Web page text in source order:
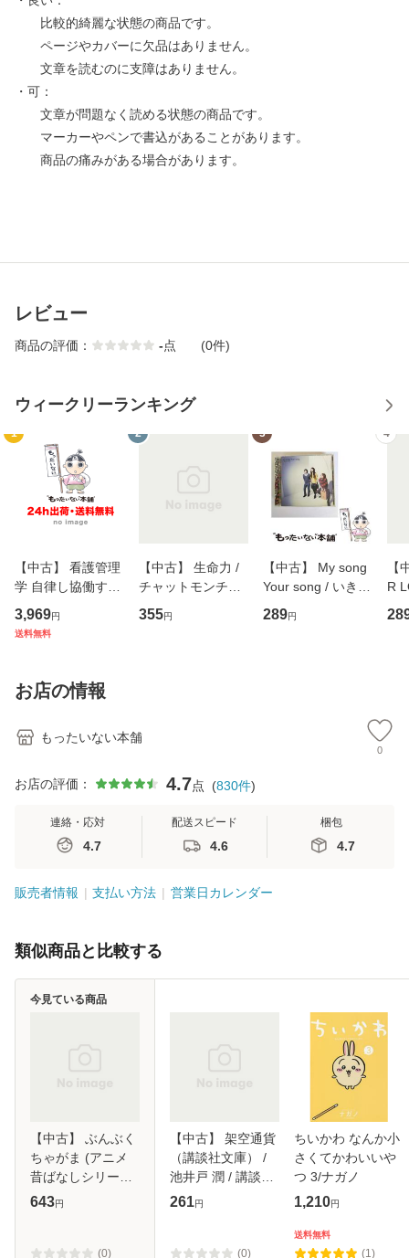
比較的綺麗な状態の商品です。
ページやカバーに欠品はありません。
文章を読むのに支障はありません。
・可：
文章が問題なく読める状態の商品です。
マーカーやペンで書込があることがあります。
商品の痛みがある場合があります。
レビュー
商品の評価： -点 (0件)
ウィークリーランキング
1
【中古】 看護管理
学 自律し協働する
専門職の看護マネ
ジメントスキル 改
恵 藤本幸三 / 南江
堂 [単行
3,969円
送料無料
2
【中古】 生命力 /
チャットモンチー /
キューンレコード
[CD]【メール便送
355円
3
【中古】 My song
Your song / いきも
のがかり / [CD]
【メール便送料無
289円
4
【
R
産
お店の情報
もったいない本舗
0
お店の評価： 4.7点 (830件)
連絡・応対
4.7
配送スピード
4.6
梱包
4.7
販売者情報 支払い方法 営業日カレンダー
類似商品と比較する
【中古】 ぶんぶく
ちゃがま (アニメ
昔ばなしシリーズ)
/ 平田昭吾、大野豊
料】
643円
(0)
今見ている商品
【中古】 架空通貨
（講談社文庫） /
池井戸 潤 / 講談社
[文庫]【メール便送
261円
(0)
ちいかわ なんか小
さくてかわいいや
つ 3/ナガノ
1,210円
送料無料
(1)